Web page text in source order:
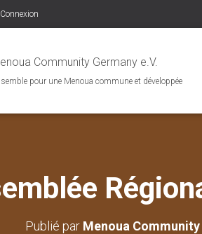
Connexion
Community Germany e.V.
pour une Menoua commune et développée
Publié par Menoua Community